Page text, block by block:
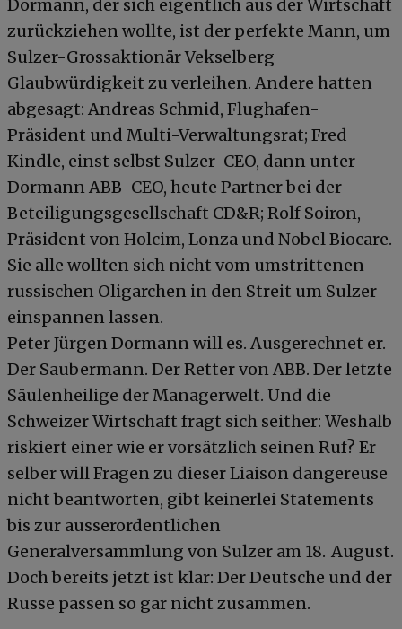
Dormann, der sich eigentlich aus der Wirtschaft
zurückziehen wollte, ist der perfekte Mann, um
Sulzer-Grossaktionär Vekselberg
Glaubwürdigkeit zu verleihen. Andere hatten
abgesagt: Andreas Schmid, Flughafen-
Präsident und Multi-Verwaltungsrat; Fred
Kindle, einst selbst Sulzer-CEO, dann unter
Dormann ABB-CEO, heute Partner bei der
Beteiligungsgesellschaft CD&R; Rolf Soiron,
Präsident von Holcim, Lonza und Nobel Biocare.
Sie alle wollten sich nicht vom umstrittenen
russischen Oligarchen in den Streit um Sulzer
einspannen lassen.
Peter Jürgen Dormann will es. Ausgerechnet er.
Der Saubermann. Der Retter von ABB. Der letzte
Säulenheilige der Managerwelt. Und die
Schweizer Wirtschaft fragt sich seither: Weshalb
riskiert einer wie er vorsätzlich seinen Ruf? Er
selber will Fragen zu dieser Liaison dangereuse
nicht beantworten, gibt keinerlei Statements
bis zur ausserordentlichen
Generalversammlung von Sulzer am 18. August.
Doch bereits jetzt ist klar: Der Deutsche und der
Russe passen so gar nicht zusammen.